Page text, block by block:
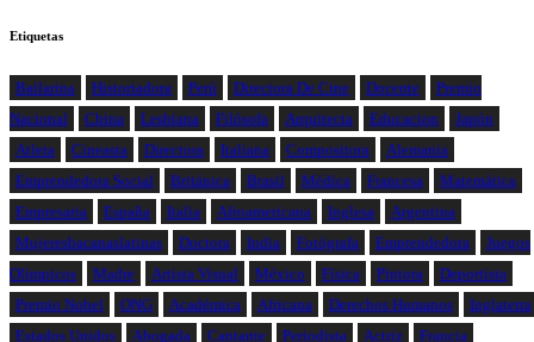
Etiquetas
Bailarina Historiadora Perú Directora De Cine Docente
Premio
Nacional
China Lesbiana Filósofa Arquitecta Educacion
Japón
Atleta
Cineasta Directora Italiana Compositora
Alemania
Emprendedora Social
Británica Brasil Médica Francesa
Matemática
Empresaria
España Italia Afroamericana Inglesa
Argentina
Mujeresbacanaslatinas
Doctora India Fotógrafa Emprendedora
Juegos
Olímpicos
Madre Artista Visual México Física Pintora
Deportista
Premio Nobel
ONG Académica Africana Derechos Humanos
Inglaterra
Estados Unidos
Abogada Cantante Periodista Actriz Francia